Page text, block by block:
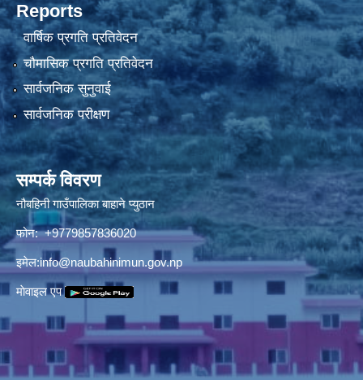
Reports
वार्षिक प्रगति प्रतिवेदन
चौमासिक प्रगति प्रतिवेदन
सार्वजनिक सुनुवाई
सार्वजनिक परीक्षण
सम्पर्क विवरण
नौबहिनी गाउँपालिका बाहाने प्युठान
फोन: +9779857836020
इमेल:info@naubahinimun.gov.np
माेवाइल एप